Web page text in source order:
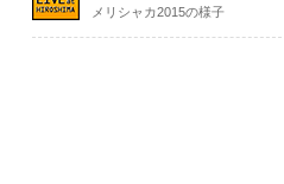
メリシャカ2015の様子